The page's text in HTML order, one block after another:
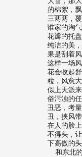
的棉絮，
三两两，
谁家的淘
花瓣的托
纯洁的美
果是刮着
这样一场
花会收起
粒，风愈
似上天派
俗污浊的
丑恶，考
丑，挟风
在人的脸
不得头，
下高傲的头
和东北的